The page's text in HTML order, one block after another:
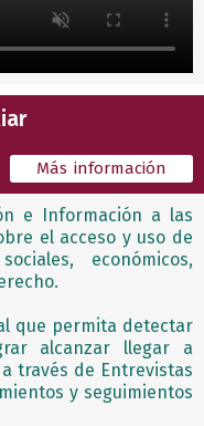
Más información
e Información a las
el acceso y uso de
económicos,
que permita detectar
alcanzar llegar a
través de Entrevistas
y seguimientos